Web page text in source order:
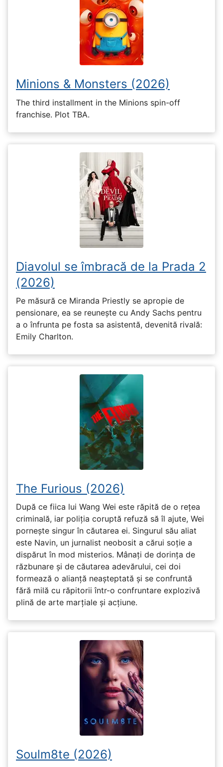
Minions & Monsters (2026)
The third installment in the Minions spin-off
franchise. Plot TBA.
Diavolul se îmbracă de la Prada 2
(2026)
Pe măsură ce Miranda Priestly se apropie de
pensionare, ea se reunește cu Andy Sachs pentru
a o înfrunta pe fosta sa asistentă, devenită rivală:
Emily Charlton.
The Furious (2026)
După ce fiica lui Wang Wei este răpită de o rețea
criminală, iar poliția coruptă refuză să îl ajute, Wei
pornește singur în căutarea ei. Singurul său aliat
este Navin, un jurnalist neobosit a cărui soție a
dispărut în mod misterios. Mânați de dorința de
răzbunare și de căutarea adevărului, cei doi
formează o alianță neașteptată și se confruntă
fără milă cu răpitorii într-o confruntare explozivă
plină de arte marțiale și acțiune.
Soulm8te (2026)